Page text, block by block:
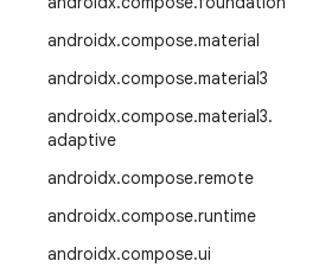
androidx.compose.material
androidx.compose.material3
androidx.compose.material3.
adaptive
androidx.compose.remote
androidx.compose.runtime
androidx.compose.ui